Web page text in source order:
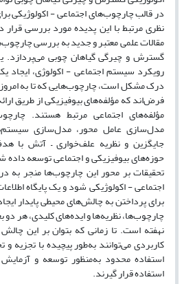
در قالب چارچوب‌های اجتماعی - اکولوژیکی
نظری مرتبط با این پدیده مورد بررسی قرار
مقالات علمی معتبر و جدید به بررسی
گسترش و چیرگی گیاهان چوبی می‌پردازد.
رویکرد سیستم اجتماعی - اکولوژی،
درک مشکل است، چارچوب‌هایی که تا به
فرض‌اند که مؤلفه‌های بیوفیزیکی از طریق
مؤلفه‌های اجتماعی مرتبط هستند.
مدل‌سازی عامل محور، مدل‌سازی
جایگزین و نظریه علف‌خواری – آتش با
حوزه‌های بیوفیزیکی و اجتماعی توسعه داده
تحقیقات بر محور این چارچوب‌ها منجر
اجتماعی - اکولوژیکی شود و یک پایگاه
برای پرداختن به چالش‌های محیطی پایدار
چارچوب‌ها، نظریه‌ها و ایده‌های کلیدی، هر
نهفته است. تا زمانی که بتوان بر این
کاربردی می‌توانند به‌طور پیچیده با تجزیه‌
استفاده محدود به‌منظور توسعه و
استفاده قرار گیرند.